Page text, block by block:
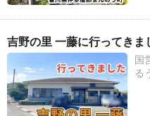
吉野の里 一藤に行ってき
国
る